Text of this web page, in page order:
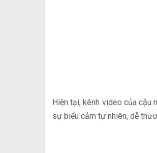
Hiện tại, kênh video của cậu
sự biểu cảm tự nhiên, dễ